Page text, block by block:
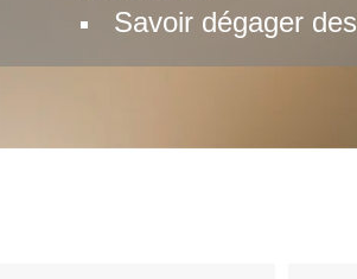
Savoir dégager